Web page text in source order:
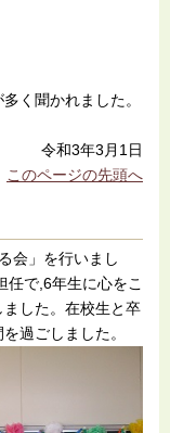
く聞かれました。
令和3年3月1日
このページの先頭へ
会」を行いまし
任で,6年生に心をこ
した。在校生と卒
過ごしました。